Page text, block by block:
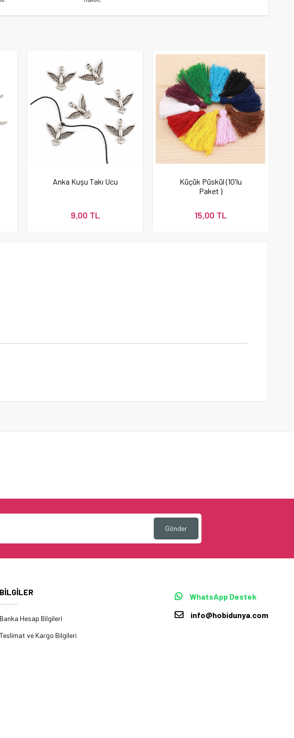
Anka Kuşu Takı Ucu
9,00 TL
Küçük Püskül (10'lu
Paket )
15,00 TL
Gönder
BİLGİLER
Banka Hesap Bilgileri
Teslimat ve Kargo Bilgileri
WhatsApp Destek
info@hobidunya.com